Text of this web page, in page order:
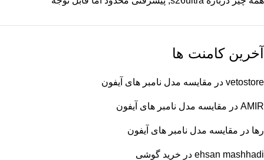
آخرین کامنت ها
vetostore در مقایسه مدل نامبر های آیفون
AMIR در مقایسه مدل نامبر های آیفون
رها در مقایسه مدل نامبر های آیفون
ehsan mashhadi در خرید گوشی